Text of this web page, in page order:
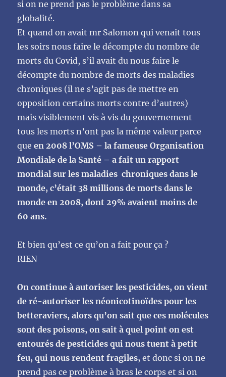
si on ne prend pas le problème dans sa
globalité.
Et quand on avait mr Salomon qui venait tous
les soirs nous faire le décompte du nombre de
morts du Covid, s’il avait du nous faire le
décompte du nombre de morts des maladies
chroniques (il ne s’agit pas de mettre en
opposition certains morts contre d’autres)
mais visiblement vis à vis du gouvernement
tous les morts n’ont pas la même valeur parce
queen 2008 l’OMS – la fameuse Organisation
Mondiale de la Santé – a fait un rapport
mondial sur les maladies chroniques dans le
monde, c’était 38 millions de morts dans le
monde en 2008, dont 29% avaient moins de
60 ans.
Et bien qu’est ce qu’on a fait pour ça ?
RIEN
On continue à autoriser les pesticides, on vient
de ré-autoriser les néonicotinoïdes pour les
betteraviers, alors qu’on sait que ces molécules
sont des poisons, on sait à quel point on est
entourés de pesticides qui nous tuent à petit
feu, qui nous rendent fragiles, et donc si on ne
prend pas ce problème à bras le corps et si on